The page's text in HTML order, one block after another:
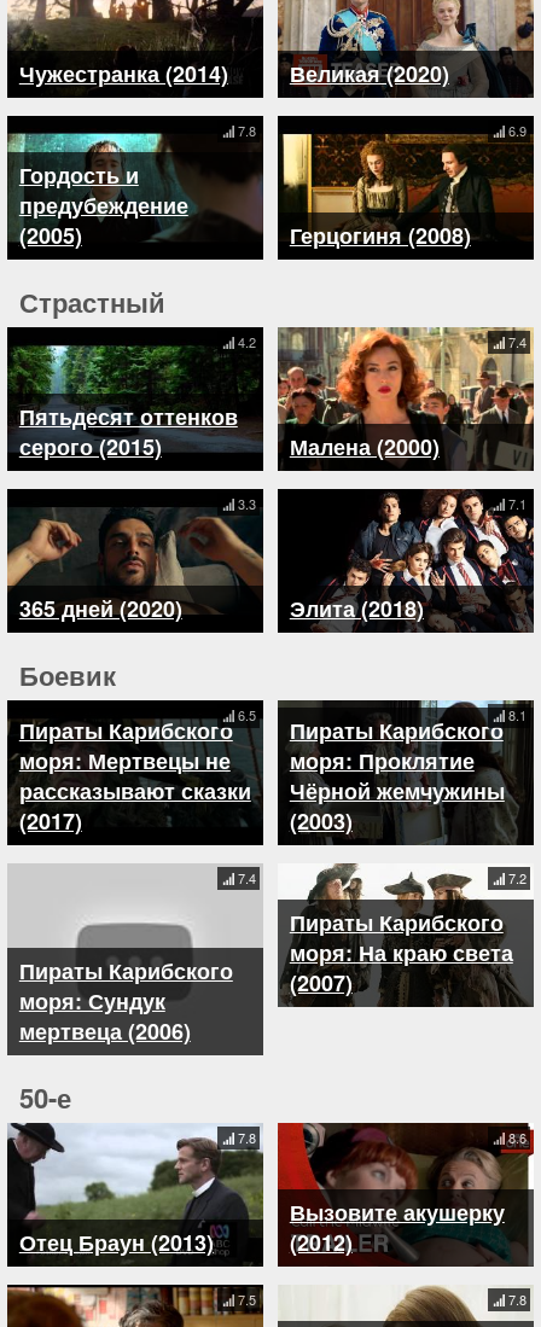
Чужестранка (2014) Великая (2020)
Гордость и
предубеждение
(2005)
7.8
Герцогиня (2008)
6.9
Страстный
Пятьдесят оттенков
серого (2015)
4.2
Малена (2000)
7.4
365 дней (2020)
3.3
Элита (2018)
7.1
Боевик
Пираты Карибского
моря: Мертвецы не
рассказывают сказки
(2017)
6.5
Пираты Карибского
моря: Проклятие
Чёрной жемчужины
(2003)
8.1
Пираты Карибского
моря: Сундук
мертвеца (2006)
7.4
Пираты Карибского
моря: На краю света
(2007)
7.2
50-е
Отец Браун (2013)
7.8
Вызовите акушерку
(2012)
8.6
7.5 7.8